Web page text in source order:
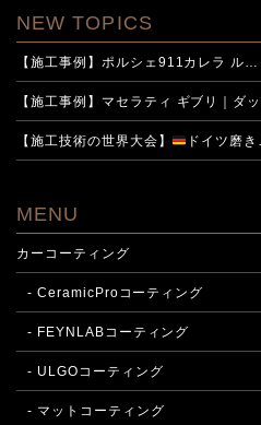
NEW TOPICS
【施工事例】ポルシェ911カレラ ル…
【施工事例】マセラティ ギブリ｜ダ
【施工技術の世界大会】 ドイツ磨
MENU
カーコーティング
- CeramicProコーティング
- FEYNLABコーティング
- ULGOコーティング
- マットコーティング